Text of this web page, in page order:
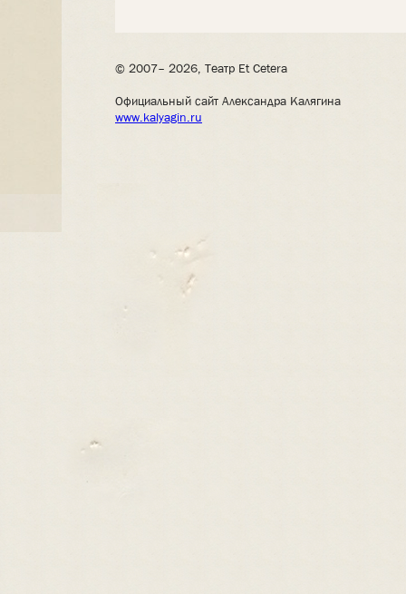
© 2007– 2026, Театр Et Cetera
Официальный сайт Александра Калягина
www.kalyagin.ru